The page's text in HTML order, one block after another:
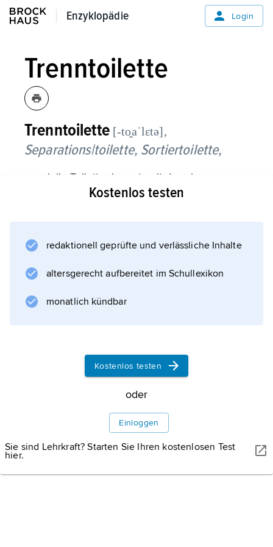
Enzyklopädie
Enzyklopädie Login
Trenntoilette
Trenntoilette [-to̭aˈlεtə],
Separations|toilette, Sortiertoilette,
spezielle Toilettenbauart, mit der eine
getrennte Erfassung von Gelbwasser (Urin)
1990er-Jahren besonders in Schweden
werden im Rahmen neuer Sanitärkonzepte
eingesetzt, um eine gezielte Behandlung von
Gelbwasser zu ermöglichen. Auch ohne
Kostenlos testen
redaktionell geprüfte und verlässliche Inhalte
altersgerecht aufbereitet im Schullexikon
monatlich kündbar
Kostenlos testen
oder
Einloggen
Sie sind Lehrkraft? Starten Sie Ihren kostenlosen Test
hier.